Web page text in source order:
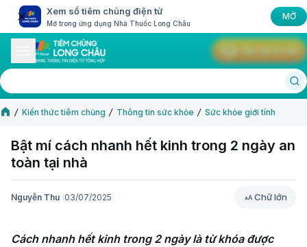
Xem sổ tiêm chủng điện tử
Mở trong ứng dụng Nhà Thuốc Long Châu
MỞ
Kiến thức tiêm chủng Thông tin sức khỏe Sức khỏe giới tính
Bật mí cách nhanh hết kinh trong 2 ngày an
toàn tại nhà
Nguyễn Thu 03/07/2025 Chữ lớn
Chữ lớn
Cách nhanh hết kinh trong 2 ngày là từ khóa được